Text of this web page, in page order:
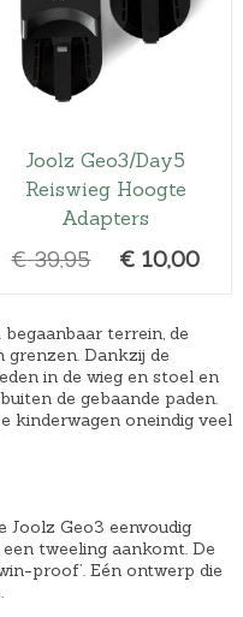
Joolz Geo3/Day5
Reiswieg Hoogte
Adapters
€ 39,95
O
s
p
r
e
l
€ 10,00
i
g
i
j
terrein, de
grenzen. Dankzij de
in de wieg en stoel en
de gebaande paden.
kinderwagen oneindig veel
Joolz Geo3 eenvoudig
tweeling aankomt. De
proof’. Eén ontwerp die